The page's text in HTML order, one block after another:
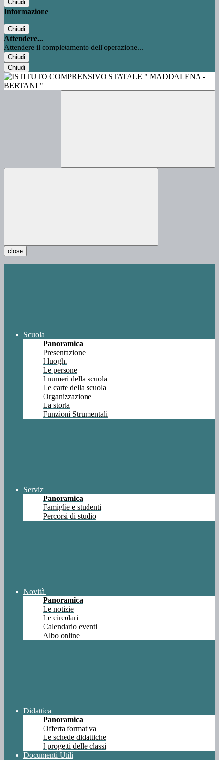
Chiudi
Informazione
Chiudi
Attendere...
Attendere il completamento dell'operazione...
Chiudi
Chiudi
close
Scuola
Panoramica
Presentazione
I luoghi
Le persone
I numeri della scuola
Le carte della scuola
Organizzazione
La storia
Funzioni Strumentali
Servizi
Panoramica
Famiglie e studenti
Percorsi di studio
Novità
Panoramica
Le notizie
Le circolari
Calendario eventi
Albo online
Didattica
Panoramica
Offerta formativa
Le schede didattiche
I progetti delle classi
Documenti Utili